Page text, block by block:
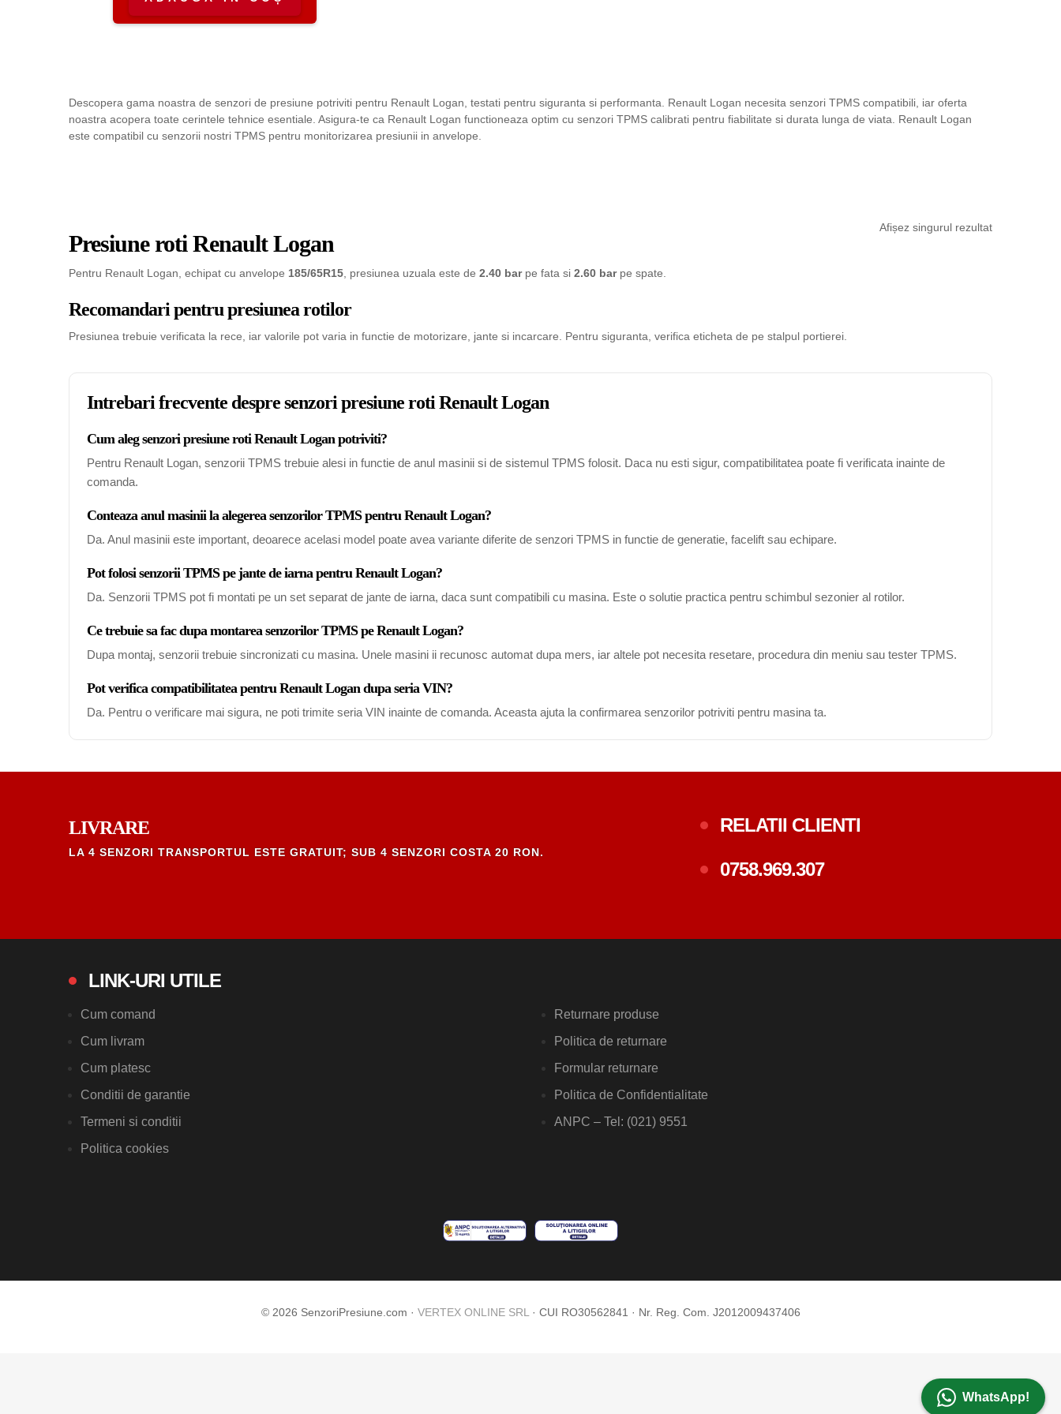
Descopera gama noastra de senzori de presiune potriviti pentru Renault Logan, testati pentru siguranta si performanta. Renault Logan necesita senzori TPMS compatibili, iar oferta
noastra acopera toate cerintele tehnice esentiale. Asigura-te ca Renault Logan functioneaza optim cu senzori TPMS calibrati pentru fiabilitate si durata lunga de viata. Renault Logan
este compatibil cu senzorii nostri TPMS pentru monitorizarea presiunii in anvelope.
Afișez singurul rezultat
Presiune roti Renault Logan
Pentru Renault Logan, echipat cu anvelope 185/65R15, presiunea uzuala este de 2.40 barpe fata si 2.60 barpe spate.
Recomandari pentru presiunea rotilor
Presiunea trebuie verificata la rece, iar valorile pot varia in functie de motorizare, jante si incarcare. Pentru siguranta, verifica eticheta de pe stalpul portierei.
Intrebari frecvente despre senzori presiune roti Renault Logan
Cum aleg senzori presiune roti Renault Logan potriviti?
Pentru Renault Logan, senzorii TPMS trebuie alesi in functie de anul masinii si de sistemul TPMS folosit. Daca nu esti sigur, compatibilitatea poate fi verificata inainte de
comanda.
Conteaza anul masinii la alegerea senzorilor TPMS pentru Renault Logan?
Da. Anul masinii este important, deoarece acelasi model poate avea variante diferite de senzori TPMS in functie de generatie, facelift sau echipare.
Pot folosi senzorii TPMS pe jante de iarna pentru Renault Logan?
Da. Senzorii TPMS pot fi montati pe un set separat de jante de iarna, daca sunt compatibili cu masina. Este o solutie practica pentru schimbul sezonier al rotilor.
Ce trebuie sa fac dupa montarea senzorilor TPMS pe Renault Logan?
Dupa montaj, senzorii trebuie sincronizati cu masina. Unele masini ii recunosc automat dupa mers, iar altele pot necesita resetare, procedura din meniu sau tester TPMS.
Pot verifica compatibilitatea pentru Renault Logan dupa seria VIN?
Da. Pentru o verificare mai sigura, ne poti trimite seria VIN inainte de comanda. Aceasta ajuta la confirmarea senzorilor potriviti pentru masina ta.
WhatsApp!
LIVRARE
LA 4 SENZORI TRANSPORTUL ESTE GRATUIT; SUB 4 SENZORI COSTA 20 RON.
RELATII CLIENTI
0758.969.307
LINK-URI UTILE
Cum comand
Cum livram
Cum platesc
Conditii de garantie
Termeni si conditii
Politica cookies
Returnare produse
Politica de returnare
Formular returnare
Politica de Confidentialitate
ANPC – Tel: (021) 9551
© 2026 SenzoriPresiune.com · VERTEX ONLINE SRL· CUI RO30562841 · Nr. Reg. Com. J2012009437406